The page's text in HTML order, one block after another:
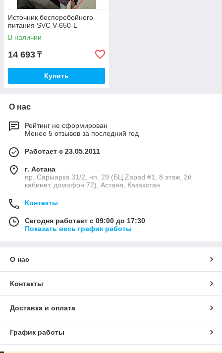
Источник бесперебойного
питания SVC V-650-L
В наличии
14 693 ₸
Купить
О нас
Рейтинг не сформирован
Менее 5 отзывов за последний год
Работает с 23.05.2011
г. Астана
пр. Сарыарка 31/2, нп. 29 (БЦ Zapad #1, 8 этаж, 2й
кабинет, домофон 72), Астана, Казахстан
Контакты
Сегодня работает с 09:00 до 17:30
Показать весь график работы
О нас
Контакты
Доставка и оплата
График работы